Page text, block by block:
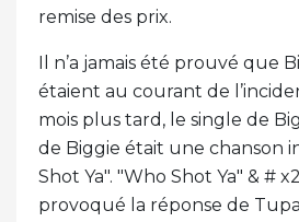
remise des prix.
Il n’a jamais été prouvé que
étaient au courant de
mois plus tard, le single de
de Biggie était une chanson
Shot Ya". "Who Shot Ya" & #
provoqué la réponse de